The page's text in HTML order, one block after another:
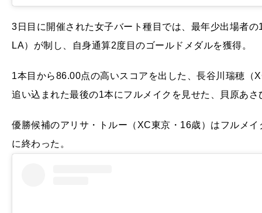
3日目に開催された女子バート種目では、最年少出場者
LA）が制し、自身通算2度目のゴールドメダルを獲得。
1本目から86.00点の高いスコアを出した、長谷川瑞穂（
追い込まれた最後の1本にフルメイクを見せた、貝原あ
優勝候補のアリサ・トルー（XC東京・16歳）はフルメ
に終わった。